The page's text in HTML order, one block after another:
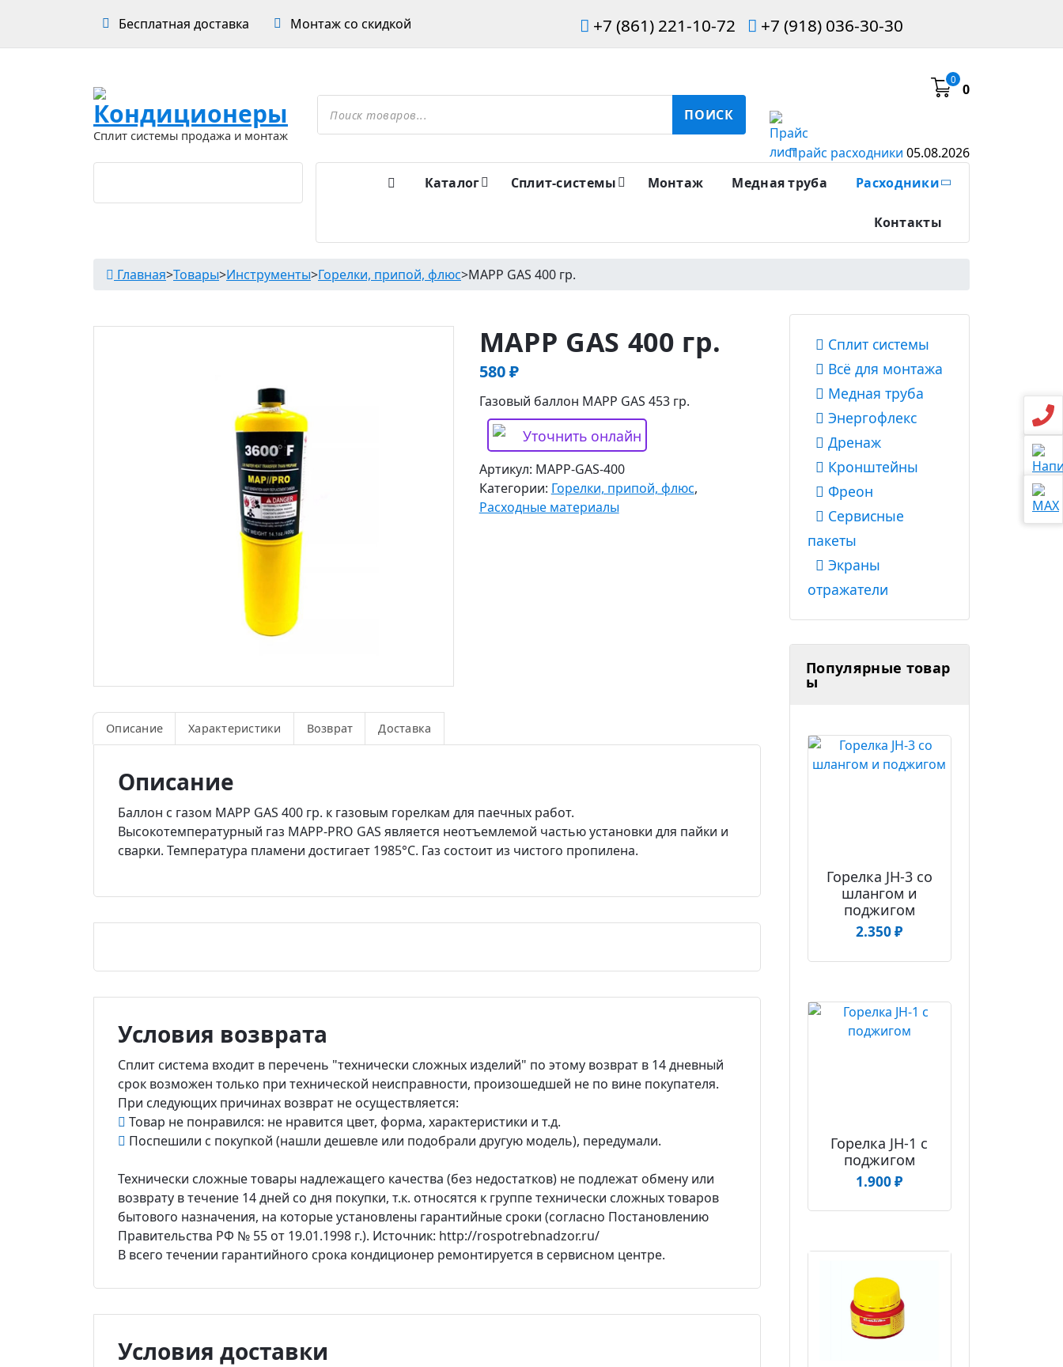
содержимому
+7 (861) 221-10-72 +7 (918) 036-30-30
Бесплатная доставка
Монтаж со скидкой
Сплит системы продажа и монтаж
Поиск
товаров ПОИСК
0
0
Прайс расходники 05.08.2026
Каталог
Сплит-системы Монтаж Медная труба Расходники
Контакты
Главная>Товары>Инструменты>Горелки, припой, флюс>MAPP GAS 400 гр.
MAPP GAS 400 гр.
580₽
Газовый баллон MAPP GAS 453 гр.
Уточнить онлайн
Артикул: MAPP-GAS-400
Категории: Горелки, припой, флюс,
Расходные материалы
Описание Характеристики Возврат Доставка
Описание
Баллон с газом MAPP GAS 400 гр. к газовым горелкам для паечных работ.
Высокотемпературный газ MAPP-PRO GAS является неотъемлемой частью установки для пайки и
сварки. Температура пламени достигает 1985°C. Газ состоит из чистого пропилена.
Условия возврата
Сплит система входит в перечень "технически сложных изделий" по этому возврат в 14 дневный
срок возможен только при технической неисправности, произошедшей не по вине покупателя.
При следующих причинах возврат не осуществляется:
Товар не понравился: не нравится цвет, форма, характеристики и т.д.
Поспешили с покупкой (нашли дешевле или подобрали другую модель), передумали.
Технически сложные товары надлежащего качества (без недостатков) не подлежат обмену или
возврату в течение 14 дней со дня покупки, т.к. относятся к группе технически сложных товаров
бытового назначения, на которые установлены гарантийные сроки (согласно Постановлению
Правительства РФ № 55 от 19.01.1998 г.). Источник: http://rospotrebnadzor.ru/
В всего течении гарантийного срока кондиционер ремонтируется в сервисном центре.
Условия доставки
Сплит системы
Всё для монтажа
Медная труба
Энергофлекс
Дренаж
Кронштейны
Фреон
Сервисные
пакеты
Экраны
отражатели
Популярные товар
ы
Горелка JH-3 со
шлангом и
поджигом
2.350₽
Горелка JH-1 с
поджигом
1.900₽